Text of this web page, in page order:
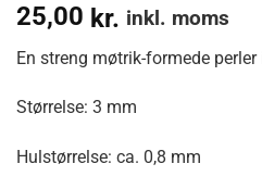
25,00 kr. inkl. moms
En streng møtrik-formede
Størrelse: 3 mm
Hulstørrelse: ca. 0,8 mm